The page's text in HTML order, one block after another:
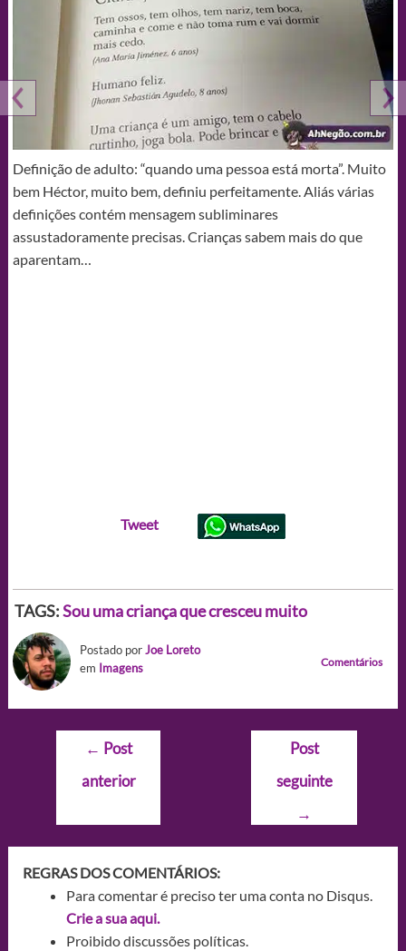
Definição de adulto: “quando uma pessoa está morta”. Muito
bem Héctor, muito bem, definiu perfeitamente. Aliás várias
definições contém mensagem subliminares
assustadoramente precisas. Crianças sabem mais do que
aparentam…
Tweet
TAGS:Sou uma criança que cresceu muito
Postado porJoe Loreto
em Imagens Comentários
Navegação
Post
← Post
anterior
Post
seguinte
→
REGRAS DOS COMENTÁRIOS:
Para comentar é preciso ter uma conta no Disqus.
Crie a sua aqui.
Proibido discussões políticas.